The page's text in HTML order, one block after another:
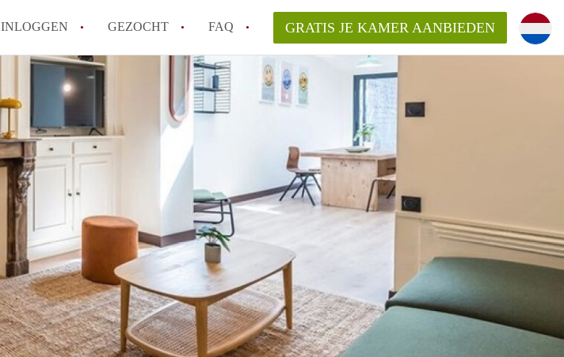
INLOGGEN GEZOCHT FAQ
How to translate KamerDenHaag!
Wat is KamerDenHaag?
Hoeveel kost het om te reageren op een Kamer in Den Haag?
Wat is de privacyverklaring van KamerDenHaag?
Berekent KamerDenHaag makelaarsvergoeding/bemiddelingsvergoeding?
Alle veelgestelde vragen
GRATIS JE KAMER AANBIEDEN